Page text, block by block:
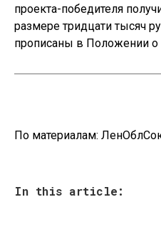
проекта-победителя
размере тридцати тысяч
прописаны в Положении о
По материалам:
In this article: